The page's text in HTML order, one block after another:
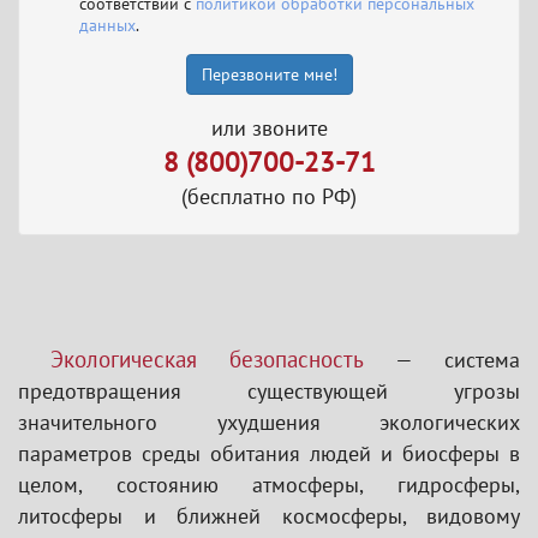
данных.
Перезвоните мне!
или звоните
8 (800)700-23-71
(бесплатно по РФ)
Экологическая безопасность — система
предотвращения существующей угрозы
значительного ухудшения экологических
параметров среды обитания людей и биосферы в
целом, состоянию атмосферы, гидросферы,
литосферы и ближней космосферы, видовому